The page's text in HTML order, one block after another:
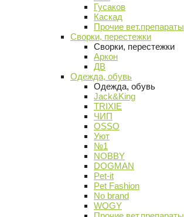
Гусаков
Каскад
Прочие вет.препараты
Сворки, перестежки
Сворки, перестежки
Аркон
ДВ
Одежда, обувь
Одежда, обувь
Jack&King
TRIXIE
ЧИП
OSSO
Уют
№1
NOBBY
DOGMAN
Pet-it
Pet Fashion
No brand
WOGY